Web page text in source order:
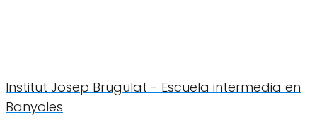
Institut Josep Brugulat - Escuela intermedia en
Banyoles